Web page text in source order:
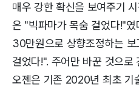
매우 강한 확신을 보여주기
은 "빅파마가 목숨 걸었다!"였
30만원으로 상향조정하는
걸었다!". 주어만 바꾼 것으로
오젠은 기존 2020년 최초 기